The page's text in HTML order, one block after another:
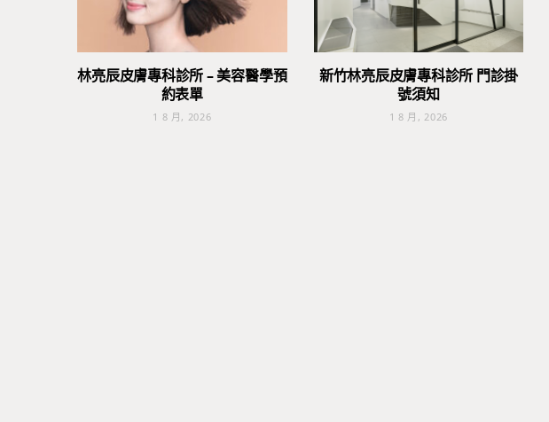
林亮辰皮膚專科診所 – 美容醫學預
約表單
1 8 月, 2026
新竹林亮辰皮膚專科診所 門診掛
號須知
1 8 月, 2026